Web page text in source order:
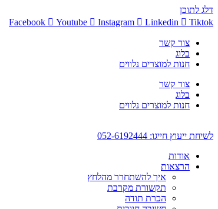
דלג לתוכן
Facebook
Youtube Instagram Linkedin Tiktok
צור קשר
בלוג
חנות למוצרים נלווים
צור קשר
בלוג
חנות למוצרים נלווים
לשיחת ייעוץ חייגו: 052-6192444
אודות
הרצאות
איך להשתחרר מהלחץ
תקשורת מקרבת
הכרת תודה